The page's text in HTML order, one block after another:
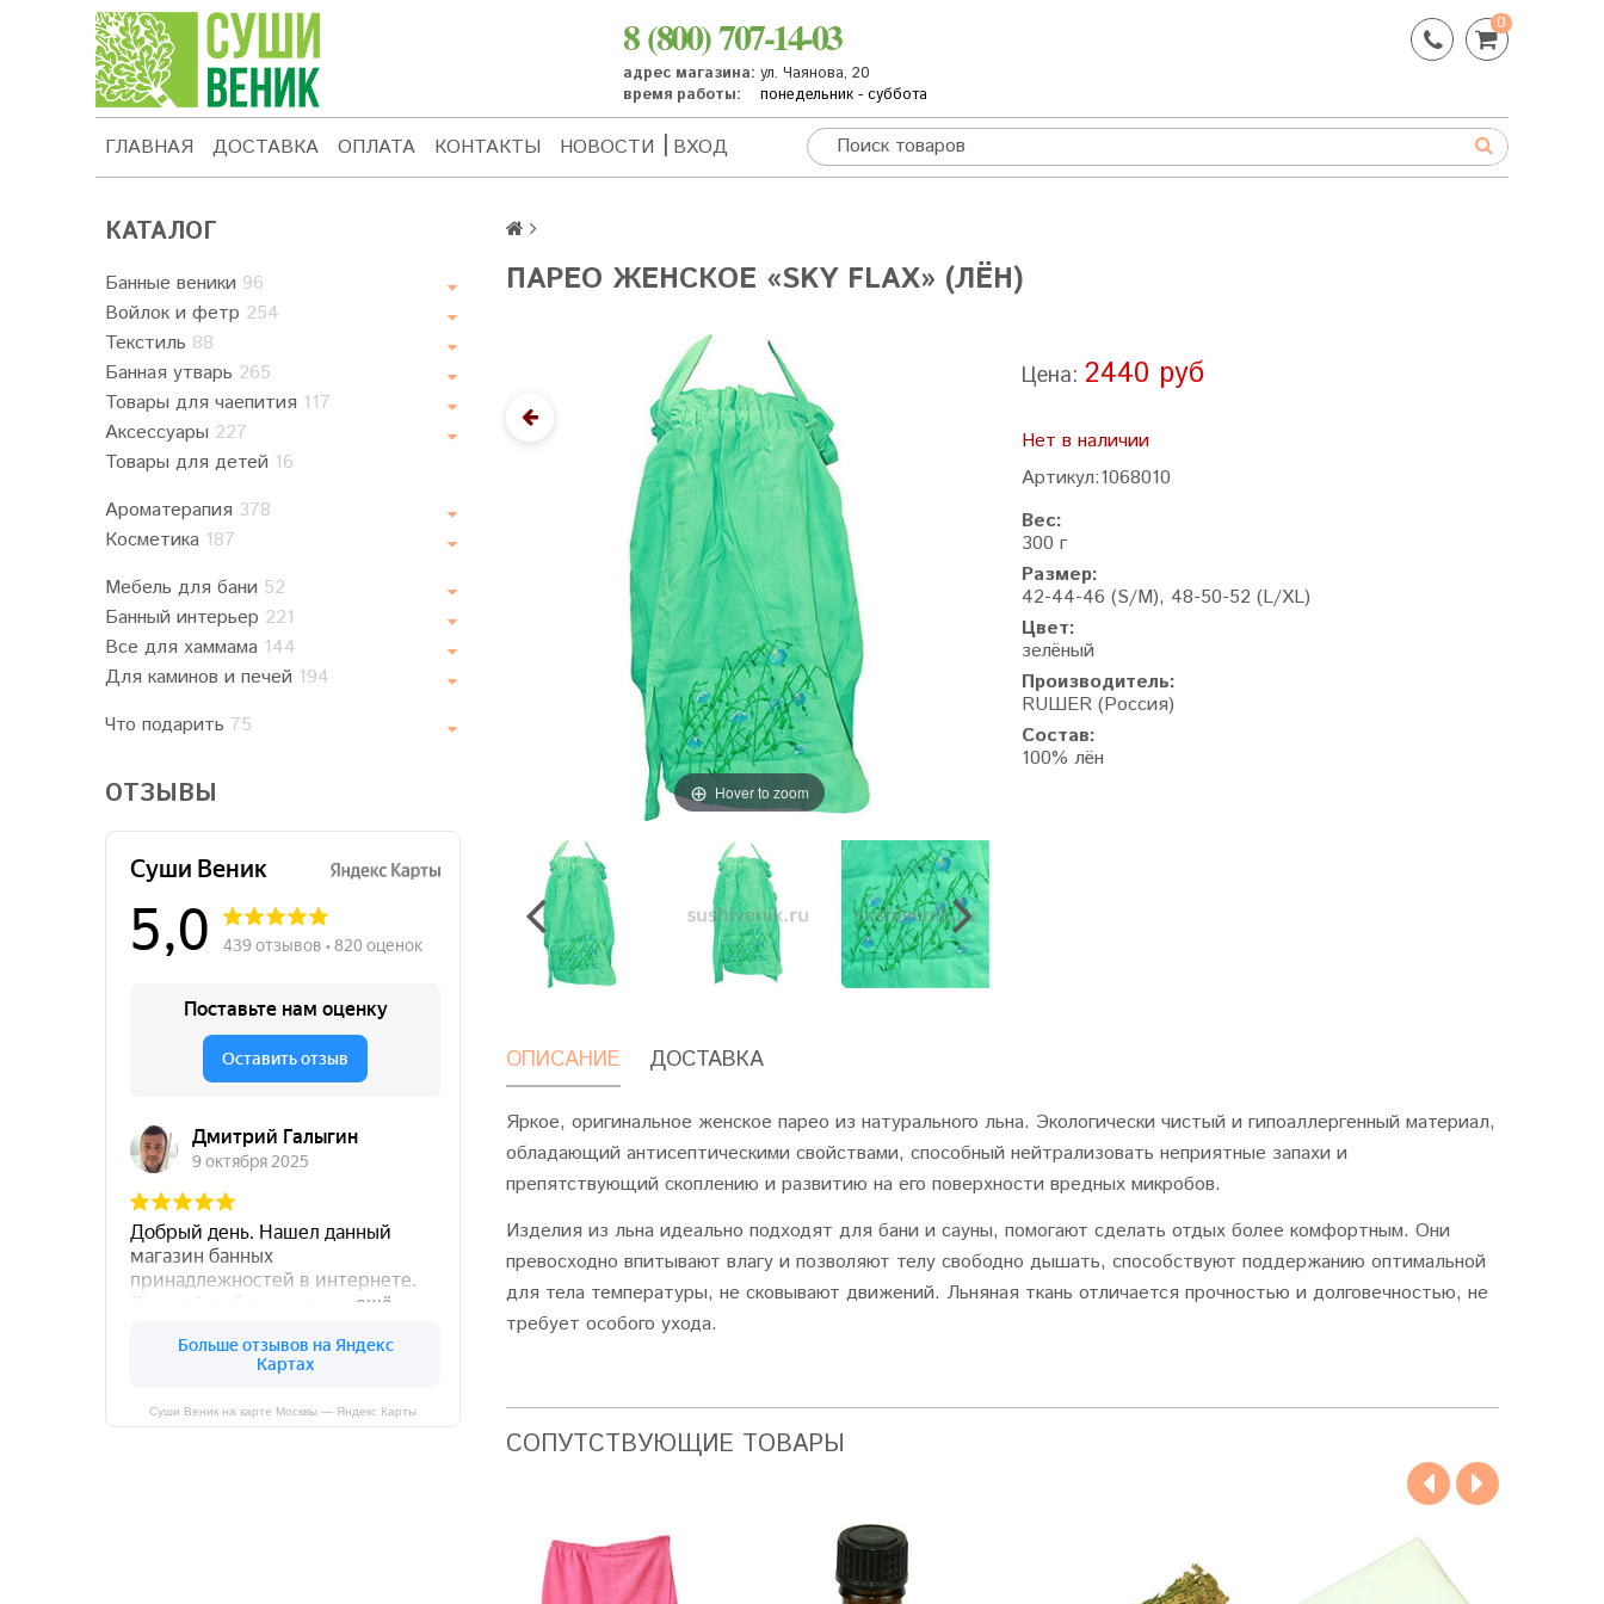
8 (800) 707-14-03
адрес магазина:ул. Чаянова, 20
время работы:
понедельник - суббота
0
ГЛАВНАЯ ДОСТАВКА ОПЛАТА КОНТАКТЫ НОВОСТИ ВХОД
КАТАЛОГ
Банные веники 96
Войлок и фетр 254
Текстиль 88
Банная утварь 265
Товары для чаепития 117
Аксессуары 227
Товары для детей 16
Ароматерапия 378
Косметика 187
Мебель для бани 52
Банный интерьер 221
Все для хаммама 144
Для каминов и печей 194
Что подарить 75
ОТЗЫВЫ
Суши Веник на карте Москвы — Яндекс Карты
ПАРЕО ЖЕНСКОЕ «SKY FLAX» (ЛЁН)
Hover to zoom
Цена: 2440 руб
Нет в наличии
Артикул:1068010
Вес:
300 г
Размер:
42-44-46 (S/M), 48-50-52 (L/XL)
Цвет:
зелёный
Производитель:
RUШER (Россия)
Состав:
100% лён
ОПИСАНИЕ ДОСТАВКА
Яркое, оригинальное женское парео из натурального льна. Экологически чистый и гипоаллергенный материал,
обладающий антисептическими свойствами, способный нейтрализовать неприятные запахи и
препятствующий скоплению и развитию на его поверхности вредных микробов.
Изделия из льна идеально подходят для бани и сауны, помогают сделать отдых более комфортным. Они
превосходно впитывают влагу и позволяют телу свободно дышать, способствуют поддержанию оптимальной
для тела температуры, не сковывают движений. Льняная ткань отличается прочностью и долговечностью, не
требует особого ухода.
CОПУТСТВУЮЩИЕ ТОВАРЫ